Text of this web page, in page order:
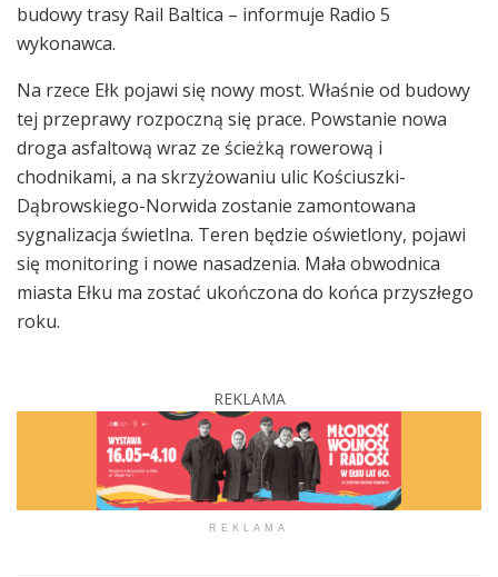
budowy trasy Rail Baltica – informuje Radio 5
wykonawca.
Na rzece Ełk pojawi się nowy most. Właśnie od budowy
tej przeprawy rozpoczną się prace. Powstanie nowa
droga asfaltową wraz ze ścieżką rowerową i
chodnikami, a na skrzyżowaniu ulic Kościuszki-
Dąbrowskiego-Norwida zostanie zamontowana
sygnalizacja świetlna. Teren będzie oświetlony, pojawi
się monitoring i nowe nasadzenia. Mała obwodnica
miasta Ełku ma zostać ukończona do końca przyszłego
roku.
REKLAMA
REKLAMA